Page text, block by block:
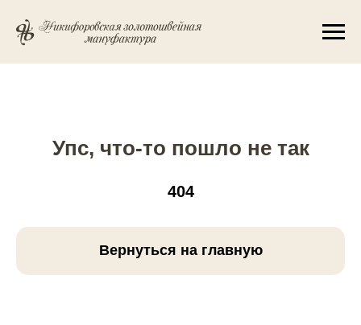
Упс, что-то пошло не так
404
Вернуться на главную